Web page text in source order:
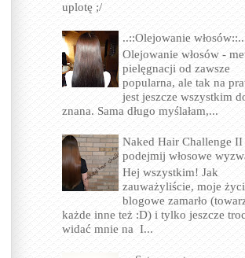
uplotę ;/
..::Olejowanie włosów::..
Olejowanie włosów -
pielęgnacji od zawsze
popularna, ale tak na
jest jeszcze wszystkim
znana. Sama długo myślałam,...
Naked Hair Challenge II
podejmij włosowe
Hej wszystkim! Jak
zauważyliście, moje
blogowe zamarło
każde inne też :D) i tylko jeszcze
widać mnie na I...